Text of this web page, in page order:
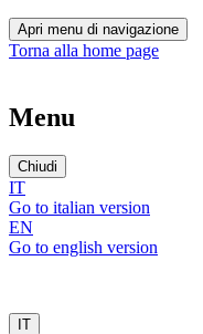
Apri menu di navigazione
Torna alla home page
Menu
Chiudi
IT
Go to italian version
EN
Go to english version
IT